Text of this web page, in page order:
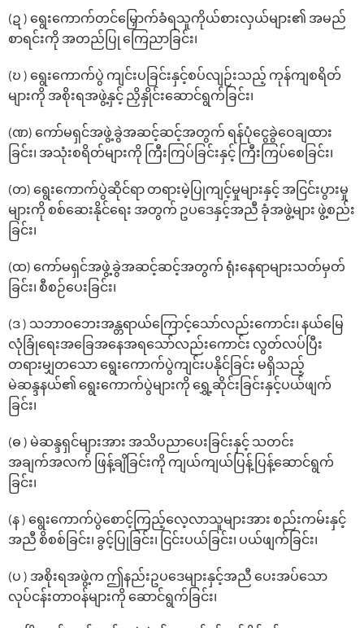
(ဍ ) ‌ရွေး‌ကောက်တင်‌မြှောက်ခံရသူကိုယ်စားလှယ်များ၏ အမည်
စာရင်းကို အတည်ပြု ကြေညာခြင်း၊
(ဎ ) ရွေးကောက်ပွဲ ကျင်းပခြင်းနှင့်စပ်လျဉ်းသည့် ကုန်ကျစရိတ်
များကို အစိုးရအဖွဲ့နှင့် ညှိနှိုင်းဆောင်ရွက်ခြင်း၊
(ဏ) ‌ကော်မရှင်အဖွဲ့ခွဲအဆင့်ဆင့်အတွက် ရန်ပုံ‌ငွေခွဲ‌ဝေချထား
ခြင်း၊ အသုံးစရိတ်များကို ကြီးကြပ်ခြင်းနှင့် ကြီးကြပ်‌စေခြင်း၊
(တ) ‌ရွေး‌ကောက်ပွဲဆိုင်ရာ တရားမဲ့ပြုကျင့်မှုများနှင့် အငြင်းပွားမှု
များကို စစ်‌ဆေးနိုင်‌ရေး အတွက် ဥပ‌ဒေနှင့်အညီ ခုံအဖွဲ့များ ဖွဲ့စည်း
ခြင်း၊
(ထ) ‌ကော်မရှင်အဖွဲ့ခွဲအဆင့်ဆင့်အတွက် ရုံး‌နေရာများသတ်မှတ်
ခြင်း၊ စီစဉ်ပေးခြင်း၊
(ဒ ) သဘာဝ‌ဘေးအန္တရာယ်‌ကြောင့်‌သော်လည်း‌ကောင်း၊ နယ်‌မြေ
လုံခြုံ‌ရေးအ‌ခြေအ‌နေအရ‌သော်လည်းကောင်း လွတ်လပ်ပြီး
တရားမျှတ‌သော ‌ရွေး‌ကောက်ပွဲကျင်းပနိုင်ခြင်း မရှိသည့်
မဲဆန္ဒနယ်၏ ‌ရွေး‌ကောက်ပွဲများကို ‌ရွှေ့ဆိုင်းခြင်းနှင့်ပယ်ဖျက်
ခြင်း၊
(ဓ ) မဲဆန္ဒရှင်များအား အသိပညာပေးခြင်းနှင့် သတင်း
အချက်အလက် ဖြန့်ချိခြင်းကို ကျယ်ကျယ်ပြန့်ပြန့်ဆောင်ရွက်
ခြင်း၊
(န ) ရွေးကောက်ပွဲစောင့်ကြည့်လေ့လာသူများအား စည်းကမ်းနှင့်
အညီ စိစစ်ခြင်း၊ ခွင့်ပြုခြင်း၊ ငြင်းပယ်ခြင်း၊ ပယ်ဖျက်ခြင်း၊
(ပ ) အစိုးရအဖွဲ့က ဤနည်းဥပ‌ဒေများနှင့်အညီ ‌ပေးအပ်‌သော
လုပ်ငန်းတာဝန်များကို ဆောင်ရွက်ခြင်း၊